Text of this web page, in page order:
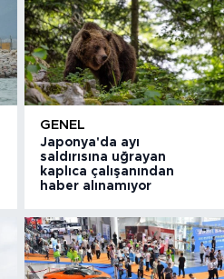
GENEL
Japonya'da ayı
saldırısına uğrayan
kaplıca çalışanından
haber alınamıyor